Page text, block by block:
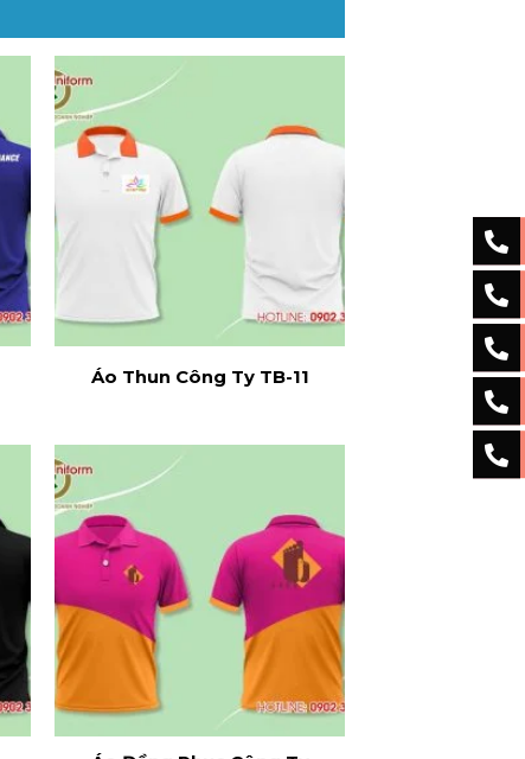
Áo Thun Công Ty TB-11